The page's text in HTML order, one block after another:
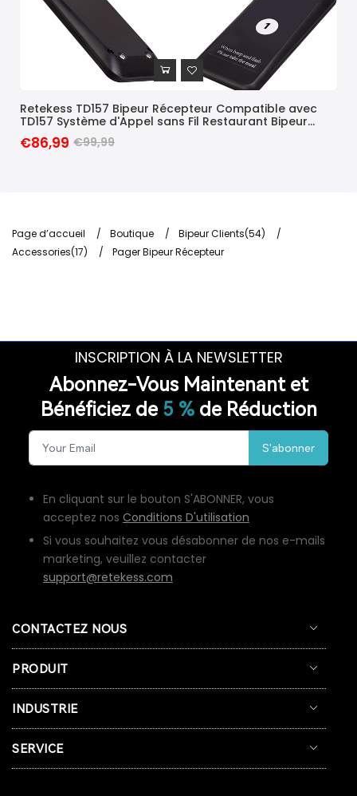
Retekess TD157 Bipeur Récepteur Compatible avec
TD157 Système d'Appel sans Fil Restaurant Bipeur
150mAh 48H 300M Cafe Pizzeria Hotel (Noir, 10 Pcs)
€86,99 €99,99
Page d’accueil / Boutique / Bipeur Clients(54)
/
Accessories(17)
/ Pager Bipeur Récepteur
INSCRIPTION À LA NEWSLETTER
Abonnez-Vous Maintenant et
Bénéficiez de 5 %de Réduction
S'abonner
En cliquant sur le bouton S'ABONNER, vous
acceptez nos Conditions D'utilisation
Si vous souhaitez vous désabonner de nos e-mails
marketing, veuillez contacter
support@retekess.com
CONTACTEZ NOUS
PRODUIT
INDUSTRIE
SERVICE